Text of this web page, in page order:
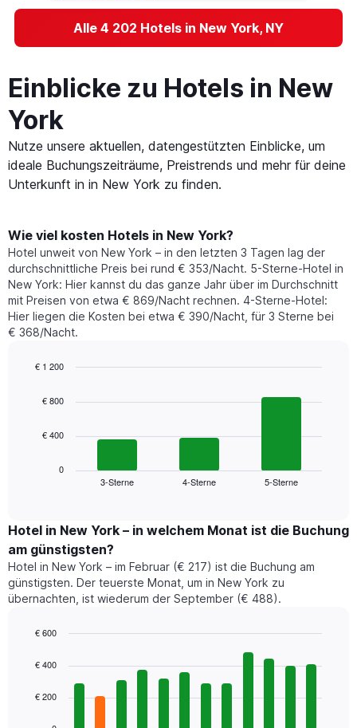
Alle 4 202 Hotels in New York, NY
Einblicke zu Hotels in New
York
Nutze unsere aktuellen, datengestützten Einblicke, um
ideale Buchungszeiträume, Preistrends und mehr für deine
Unterkunft in in New York zu finden.
Wie viel kosten Hotels in New York?
Hotel unweit von New York – in den letzten 3 Tagen lag der
durchschnittliche Preis bei rund € 353/Nacht. 5-Sterne-Hotel in
New York: Hier kannst du das ganze Jahr über im Durchschnitt
mit Preisen von etwa € 869/Nacht rechnen. 4-Sterne-Hotel:
Hier liegen die Kosten bei etwa € 390/Nacht, für 3 Sterne bei
€ 368/Nacht.
chart
bars.
den
durchschnittlichen
Preis
für
ein
Doppelzimmer
letzten
Tage,
nach
3-Sterne 4-Sterne 5-Sterne
0
€ 400
€ 800
€ 1 200
Hotel in New York – in welchem Monat ist die Buchung
am günstigsten?
Hotel in New York – im Februar (€ 217) ist die Buchung am
günstigsten. Der teuerste Monat, um in New York zu
übernachten, ist wiederum der September (€ 488).
chart
bars.
graphic.
€ 200
€ 400
€ 600